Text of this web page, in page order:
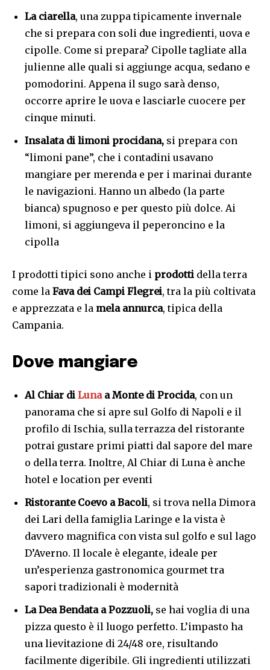
La ciarella, una zuppa tipicamente invernale
che si prepara con soli due ingredienti, uova e
cipolle. Come si prepara? Cipolle tagliate alla
julienne alle quali si aggiunge acqua, sedano e
pomodorini. Appena il sugo sarà denso,
occorre aprire le uova e lasciarle cuocere per
cinque minuti.
Insalata di limoni procidana, si prepara con
“limoni pane”, che i contadini usavano
mangiare per merenda e per i marinai durante
le navigazioni. Hanno un albedo (la parte
bianca) spugnoso e per questo più dolce. Ai
limoni, si aggiungeva il peperoncino e la
cipolla
I prodotti tipici sono anche i prodotti della terra
come la Fava dei Campi Flegrei, tra la più coltivata
e apprezzata e la mela annurca, tipica della
Campania.
Dove mangiare
Al Chiar di Lunaa Monte di Procida, con un
panorama che si apre sul Golfo di Napoli e il
profilo di Ischia, sulla terrazza del ristorante
potrai gustare primi piatti dal sapore del mare
o della terra. Inoltre, Al Chiar di Luna è anche
hotel e location per eventi
Ristorante Coevo a Bacoli, si trova nella Dimora
dei Lari della famiglia Laringe e la vista è
davvero magnifica con vista sul golfo e sul lago
D’Averno. Il locale è elegante, ideale per
un’esperienza gastronomica gourmet tra
sapori tradizionali è modernità
La Dea Bendata a Pozzuoli, se hai voglia di una
pizza questo è il luogo perfetto. L’impasto ha
una lievitazione di 24/48 ore, risultando
facilmente digeribile. Gli ingredienti utilizzati